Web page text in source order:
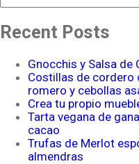
Recent Posts
Gnocchis y Salsa de
Costillas de cordero
romero y cebollas
Crea tu propio
Tarta vegana de
cacao
Trufas de Merlot
almendras